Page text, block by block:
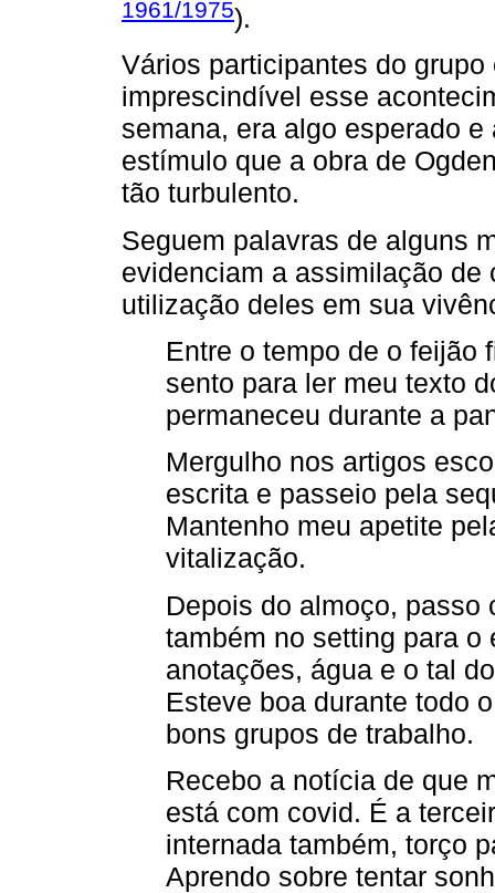
1961/1975).
Vários participantes do
imprescindível esse
semana, era algo esperado
estímulo que a obra de
tão turbulento.
Seguem palavras de alguns
evidenciam a assimilação de
utilização deles em sua
Entre o tempo de o feijão
sento para ler meu texto
permaneceu durante a
Mergulho nos artigos
escrita e passeio pela
Mantenho meu apetite
vitalização.
Depois do almoço, passo
também no setting para o
anotações, água e o tal
Esteve boa durante todo
bons grupos de trabalho.
Recebo a notícia de que
está com covid. É a
internada também, torço
Aprendo sobre tentar